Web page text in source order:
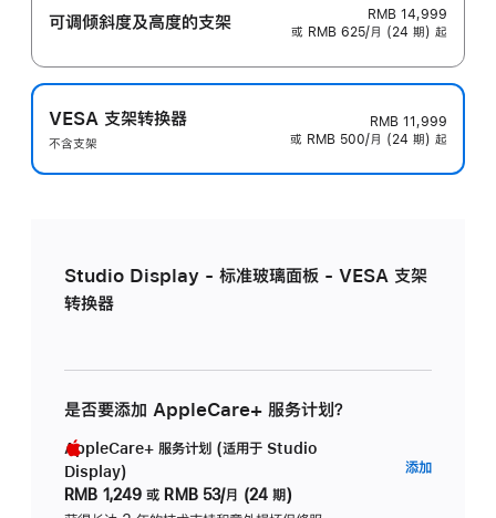
可调倾斜度及高‍度的支‍架
RMB 14,999
或 RMB 625/月 (24 期) 起
VESA 支架转换器
不含支架
RMB 11,999
或 RMB 500/月 (24 期) 起
Studio Display - 标准玻璃面板 - VESA 支架
转换器
是否要添加 AppleCare+ 服务计划？
AppleCare+ 服务计划 (适用于 Studio
Display)
RMB 1,249 或 RMB 53/月 (24 期)
添加